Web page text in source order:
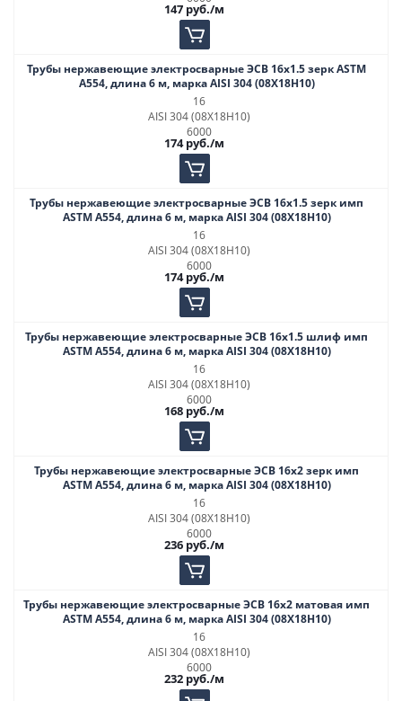
147 руб./м
Трубы нержавеющие электросварные ЭСВ 16х1.5 зерк ASTM
A554, длина 6 м, марка AISI 304 (08Х18Н10)
16
AISI 304 (08Х18Н10)
6000
174руб./м
Трубы нержавеющие электросварные ЭСВ 16х1.5 зерк имп
ASTM A554, длина 6 м, марка AISI 304 (08Х18Н10)
16
AISI 304 (08Х18Н10)
6000
174руб./м
Трубы нержавеющие электросварные ЭСВ 16х1.5 шлиф имп
ASTM A554, длина 6 м, марка AISI 304 (08Х18Н10)
16
AISI 304 (08Х18Н10)
6000
168 руб./м
Трубы нержавеющие электросварные ЭСВ 16х2 зерк имп
ASTM A554, длина 6 м, марка AISI 304 (08Х18Н10)
16
AISI 304 (08Х18Н10)
6000
236 руб./м
Трубы нержавеющие электросварные ЭСВ 16х2 матовая имп
ASTM A554, длина 6 м, марка AISI 304 (08Х18Н10)
16
AISI 304 (08Х18Н10)
6000
232 руб./м